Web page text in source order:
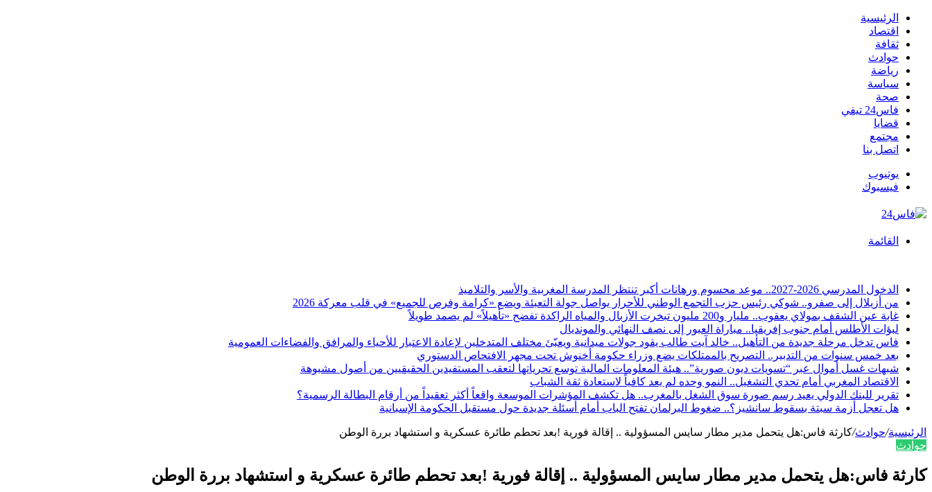
الرئيسية
اقتصاد
ثقافة
حوادث
رياضة
سياسة
صحة
فاس24 تيفي
قضايا
مجتمع
اتصل بنا
يوتيوب
فيسبوك
القائمة
الدخول المدرسي 2026-2027.. موعد محسوم ورهانات أكبر تنتظر المدرسة المغربية والأسر والتلاميذ
من أزيلال إلى صفرو.. شوكي رئيس حزب التجمع الوطني للأحرار يواصل جولة التعبئة ويضع «كرامة وفرص للجميع» في قلب معركة 2026
غابة عين الشقف بمولاي يعقوب.. مليار و200 مليون تبخرت الأزبال والمياه الراكدة تفضح «تأهيلاً» لم يصمد طويلاً
لبؤات الأطلس أمام جنوب إفريقيا.. مباراة العبور إلى نصف النهائي والمونديال
فاس تدخل مرحلة جديدة من التأهيل.. خالد آيت طالب يقود جولات ميدانية ويعبّئ مختلف المتدخلين لإعادة الاعتبار للأحياء والمرافق والفضاءات العمومية
بعد خمس سنوات من التدبير.. التصريح بالممتلكات يضع وزراء حكومة أخنوش تحت مجهر الافتحاص الدستوري
شبهات غسل أموال عبر “تسويات ديون صورية”.. هيئة المعلومات المالية توسع تحرياتها لتعقب المستفيدين الحقيقيين من أصول مشبوهة
الاقتصاد المغربي أمام تحدي التشغيل.. النمو وحده لم يعد كافياً لاستعادة ثقة الشباب
تقرير للبنك الدولي يعيد رسم صورة سوق الشغل بالمغرب.. هل تكشف المؤشرات الموسعة واقعاً أكثر تعقيداً من أرقام البطالة الرسمية؟
هل تعجل أزمة سبتة بسقوط سانشيز؟.. ضغوط البرلمان تفتح الباب أمام أسئلة جديدة حول مستقبل الحكومة الإسبانية
الرئيسية/حوادث/كارثة فاس:هل يتحمل مدير مطار سايس المسؤولية .. إقالة فورية !بعد تحطم طائرة عسكرية و استشهاد بررة الوطن
حوادث
كارثة فاس:هل يتحمل مدير مطار سايس المسؤولية .. إقالة فورية !بعد تحطم طائرة عسكرية و استشهاد بررة الوطن